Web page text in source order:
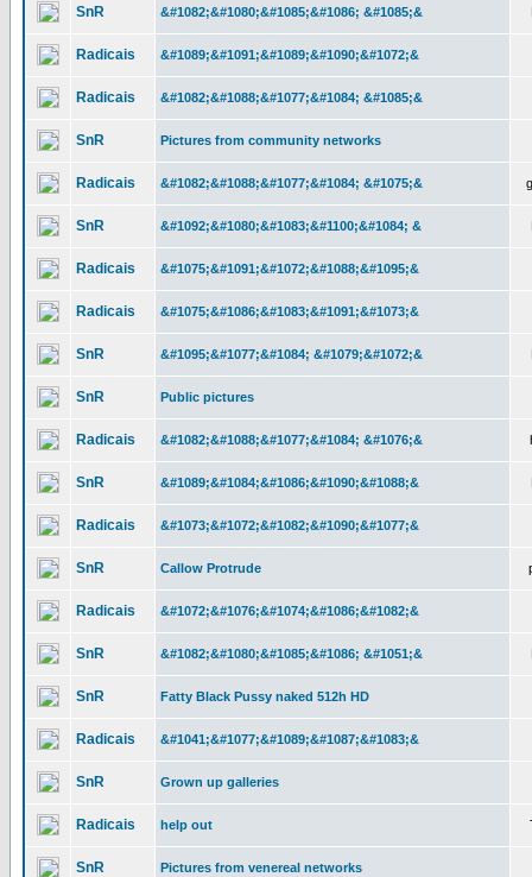
SnR &#1082;&#1080;&#1085;&#1086; &#1085;&
Radicais &#1089;&#1091;&#1089;&#1090;&#1072;&
Radicais &#1082;&#1088;&#1077;&#1084; &#1085;&
SnR Pictures from community networks
Radicais &#1082;&#1088;&#1077;&#1084; &#1075;&
SnR &#1092;&#1080;&#1083;&#1100;&#1084; &
Radicais &#1075;&#1091;&#1072;&#1088;&#1095;&
Radicais &#1075;&#1086;&#1083;&#1091;&#1073;&
SnR &#1095;&#1077;&#1084; &#1079;&#1072;&
SnR Public pictures
Radicais &#1082;&#1088;&#1077;&#1084; &#1076;&
SnR &#1089;&#1084;&#1086;&#1090;&#1088;&
Radicais &#1073;&#1072;&#1082;&#1090;&#1077;&
SnR Callow Protrude
Radicais &#1072;&#1076;&#1074;&#1086;&#1082;&
SnR &#1082;&#1080;&#1085;&#1086; &#1051;&
SnR Fatty Black Pussy naked 512h HD
Radicais &#1041;&#1077;&#1089;&#1087;&#1083;&
SnR Grown up galleries
Radicais help out
SnR Pictures from venereal networks